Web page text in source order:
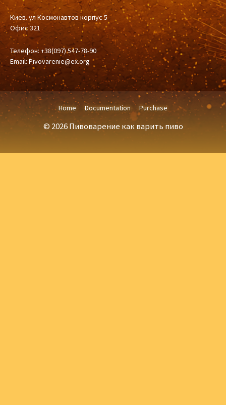
Киев. ул Космонавтов корпус 5
Офис 321
Телефон: +38(097) 547-78-90
Email: Pivovarenie@ex.org
Home Documentation Purchase
© 2026 Пивоварение как варить пиво